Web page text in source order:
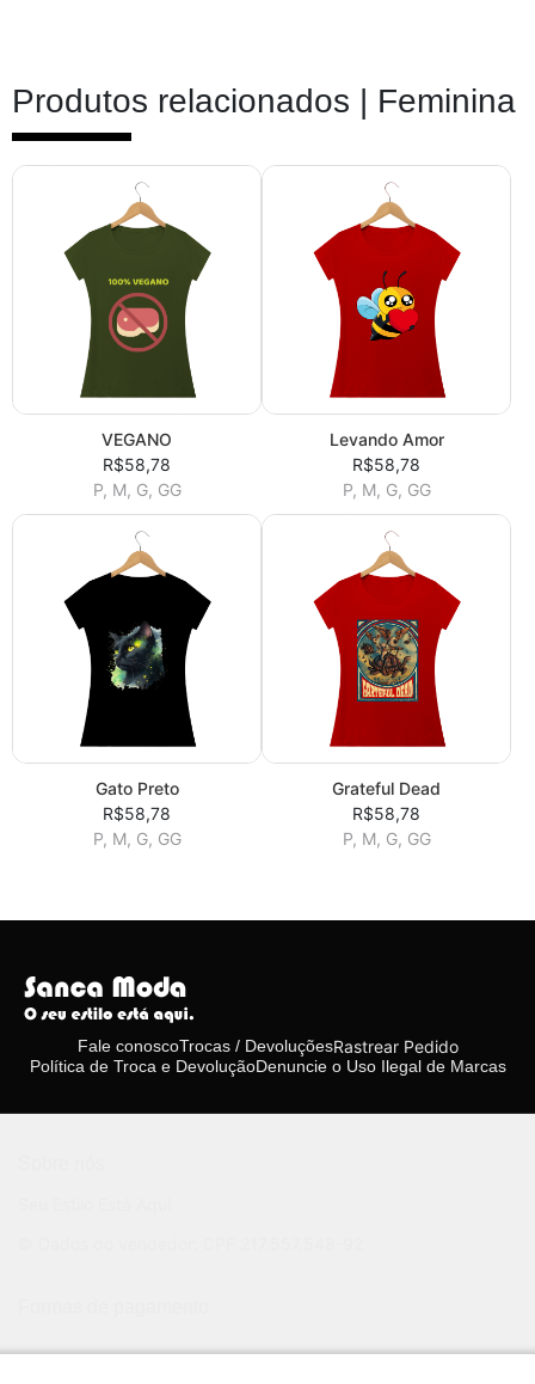
Produtos relacionados | Feminina
VEGANO
R$58,78
P, M, G, GG
Levando Amor
R$58,78
P, M, G, GG
Gato Preto
R$58,78
P, M, G, GG
Grateful Dead
R$58,78
P, M, G, GG
Fale conoscoTrocas / DevoluçõesRastrear Pedido
Política de Troca e DevoluçãoDenuncie o Uso Ilegal de Marcas